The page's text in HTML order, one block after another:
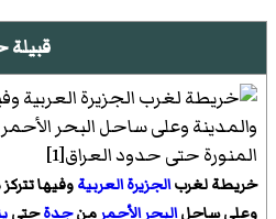
خريطة لغربالجزيرة العربيةوفيها
وعلى ساحلالبحر الأحمرمنجدةحتى